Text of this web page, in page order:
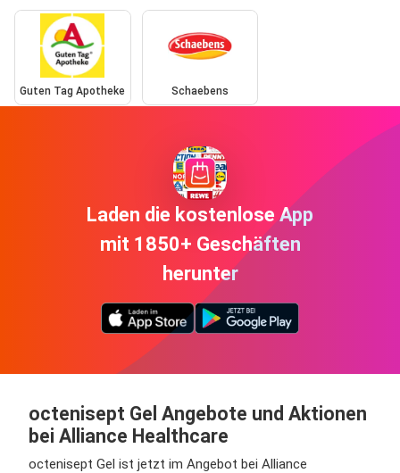
Guten Tag Apotheke Schaebens
Laden die kostenlose App
mit 1850+ Geschäften
herunter
octenisept Gel Angebote und Aktionen
bei Alliance Healthcare
octenisept Gel ist jetzt im Angebot bei Alliance